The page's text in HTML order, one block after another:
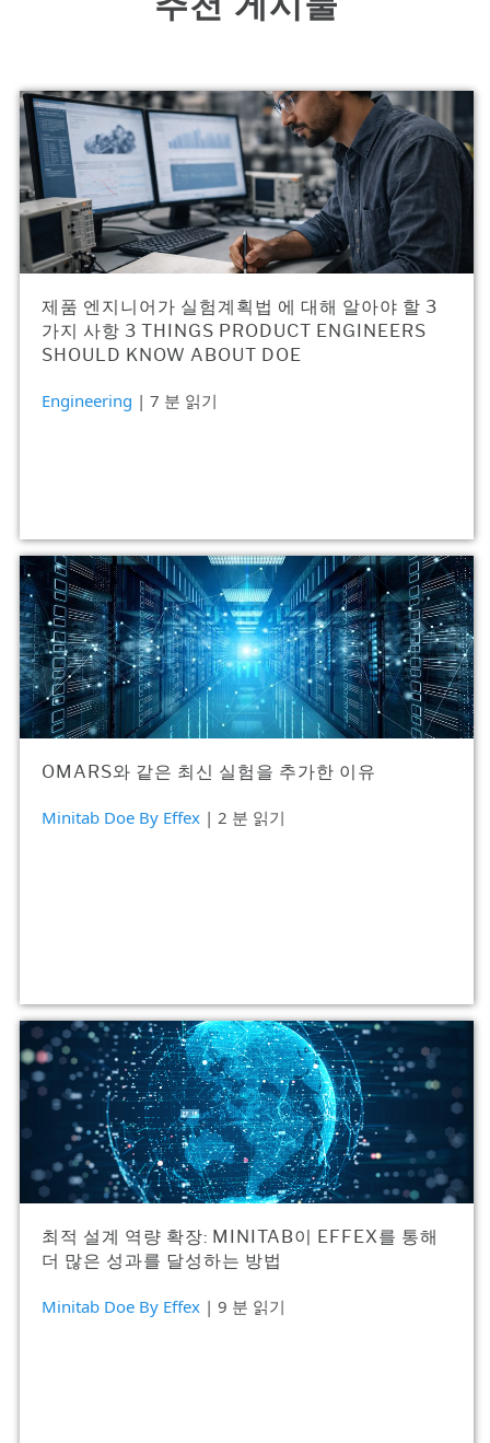
제품 엔지니어가 실험계획법 에 대해 알아야 할 3
가지 사항 3 THINGS PRODUCT ENGINEERS
SHOULD KNOW ABOUT DOE
Engineering | 7 분 읽기
OMARS와 같은 최신 실험을 추가한 이유
Minitab Doe By Effex | 2 분 읽기
최적 설계 역량 확장: MINITAB이 EFFEX를 통해
더 많은 성과를 달성하는 방법
Minitab Doe By Effex | 9 분 읽기